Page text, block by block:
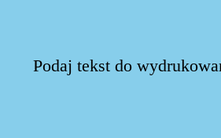
Podaj tekst do